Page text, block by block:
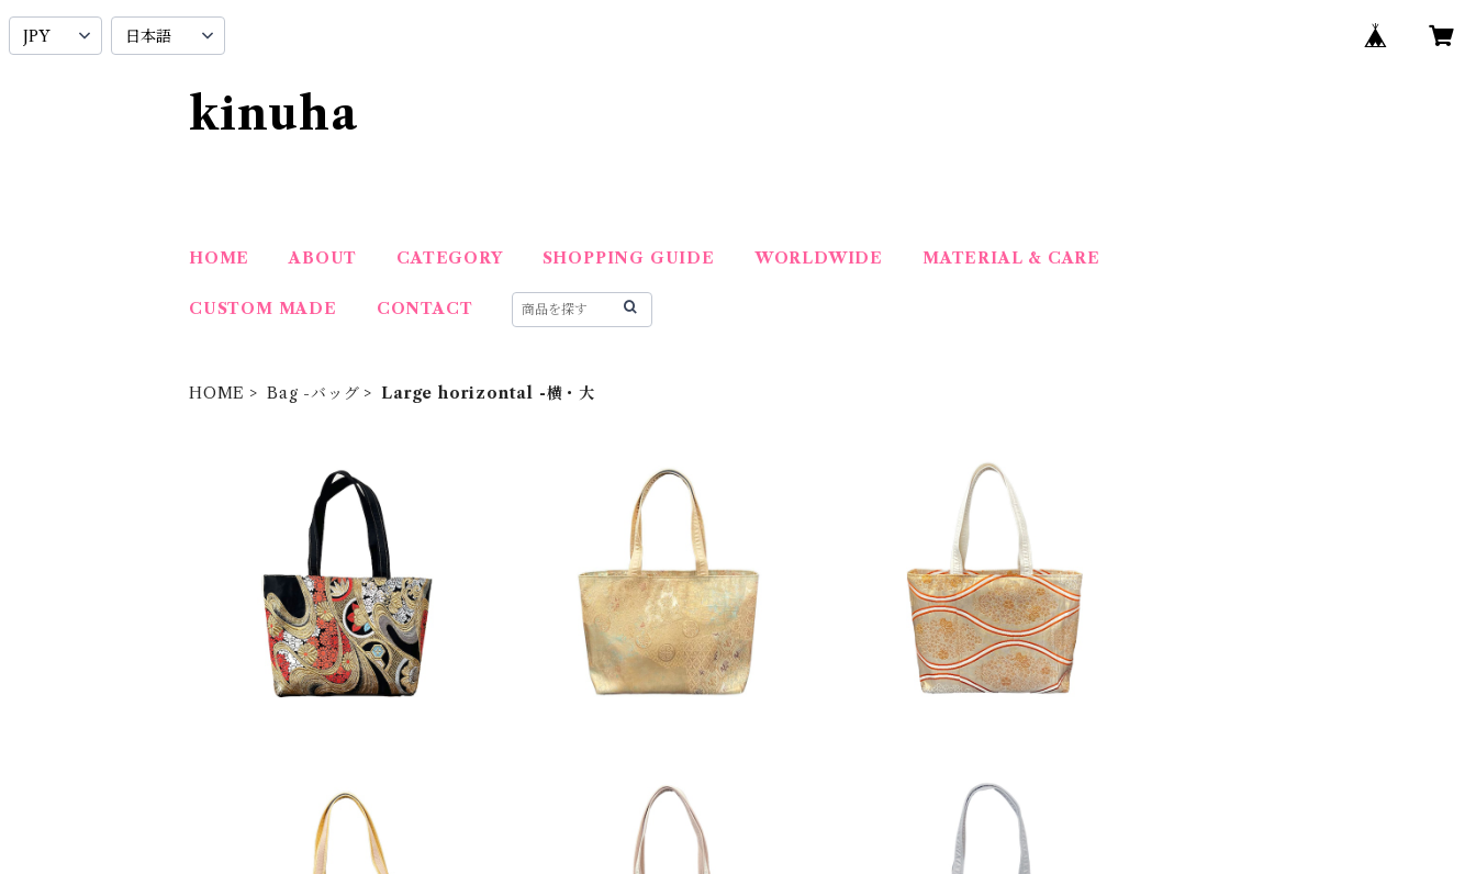
kinuha
HOME ABOUT CATEGORY SHOPPING GUIDE WORLDWIDE MATERIAL & CARE
CUSTOM MADE CONTACT
HOME Bag -バッグ Large horizontal -横・大
トートバッグ横型大[黒地に金流水と
菊桐]
¥26,800
トートバッグ横型大[金引箔色紙に有
栖川文様]
¥28,900
トートバッグ横型大[金色に白橙立涌
模様]
¥24,200
SOLD OUT SOLD OUT